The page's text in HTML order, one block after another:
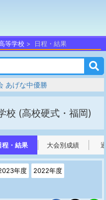
等学校 日程・結果
あげな中優勝
校 (高校硬式・福岡)
程・結果 大会別成績
年度 2022年度